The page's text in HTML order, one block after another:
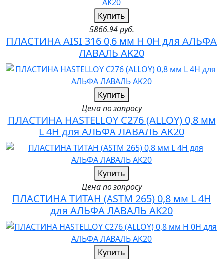
Купить
5866.94 руб.
ПЛАСТИНА AISI 316 0,6 мм H 0H для АЛЬФА
ЛАВАЛЬ AK20
Купить
Цена по запросу
ПЛАСТИНА HASTELLOY C276 (ALLOY) 0,8 мм
L 4H для АЛЬФА ЛАВАЛЬ AK20
Купить
Цена по запросу
ПЛАСТИНА ТИТАН (ASTM 265) 0,8 мм L 4H
для АЛЬФА ЛАВАЛЬ AK20
Купить